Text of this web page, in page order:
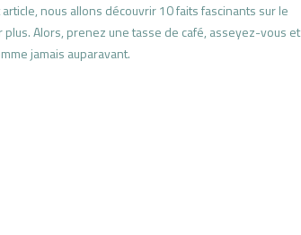
nous allons découvrir 10 faits fascinants sur le
Alors, prenez une tasse de café, asseyez-vous et
jamais auparavant.